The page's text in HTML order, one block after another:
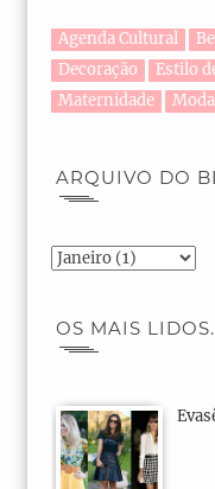
Agenda Cultural
Decoração
Estilo
Maternidade
Moda
ARQUIVO DO
OS MAIS